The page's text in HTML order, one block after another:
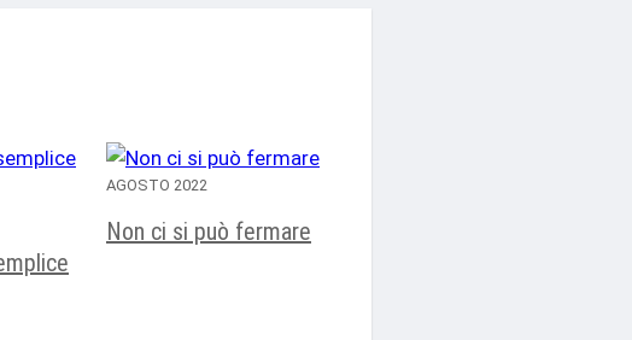
AGOSTO 2022
Non ci si può fermare